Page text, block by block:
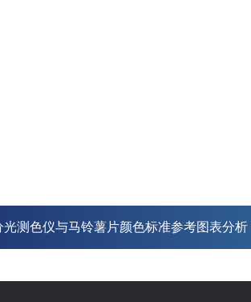
光测色仪与马铃薯片颜色标准参考图表分析